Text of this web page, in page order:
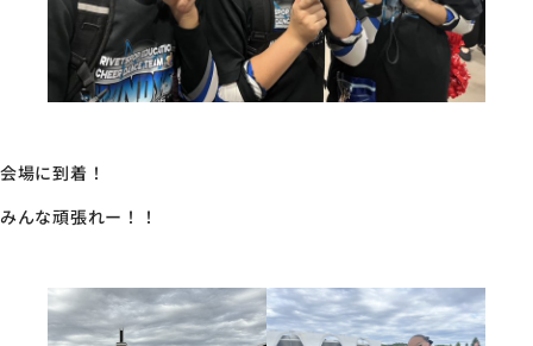
会場に到着！
みんな頑張れー！！